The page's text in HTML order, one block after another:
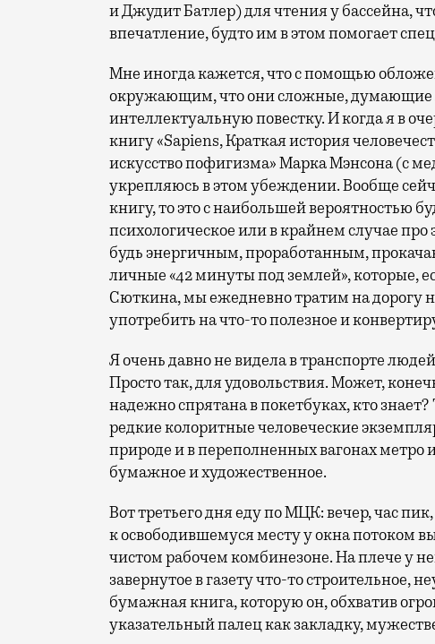
и Джудит Батлер) для чтения у бассейна,
впечатление, будто им в этом помогает
Мне иногда кажется, что с помощью
окружающим, что они сложные, думающие
интеллектуальную повестку. И когда я в
книгу «Sapiens, Краткая история
искусство пофигизма» Марка Мэнсона (с
укрепляюсь в этом убеждении. Вообще
книгу, то это с наибольшей вероятностью
психологическое или в крайнем случае
будь энергичным, проработанным,
личные «42 минуты под землей», которые,
Сюткина, мы ежедневно тратим на дорогу
употребить на что-то полезное и
Я очень давно не видела в транспорте
Просто так, для удовольствия. Может,
надежно спрятана в покетбуках, кто
редкие колоритные человеческие
природе и в переполненных вагонах
бумажное и художественное.
Вот третьего дня еду по МЦК: вечер, час
к освободившемуся месту у окна потоком
чистом рабочем комбинезоне. На плече у
завернутое в газету что-то строительное,
бумажная книга, которую он, обхватив
указательный палец как закладку,